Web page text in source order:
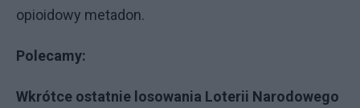
opioidowy metadon.
Polecamy:
Wkrótce ostatnie losowania Loterii Narodowego